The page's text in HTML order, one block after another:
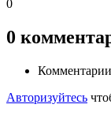
0
0
Авторизуйтесь